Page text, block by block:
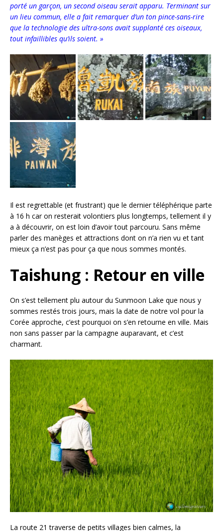
porté un garçon, un second oiseau serait apparu. Terminant sur
un lieu commun, elle a fait remarquer d’un ton pince-sans-rire
que la technologie des ultra-sons avait supplanté ces oiseaux,
tout infaillibles qu’ils soient. »
Il est regrettable (et frustrant) que le dernier téléphérique parte
à 16 h car on resterait volontiers plus longtemps, tellement il y
a à découvrir, on est loin d’avoir tout parcouru. Sans même
parler des manèges et attractions dont on n’a rien vu et tant
mieux ça n’est pas pour ça que nous sommes montés.
Taishung : Retour en ville
On s’est tellement plu autour du Sunmoon Lake que nous y
sommes restés trois jours, mais la date de notre vol pour la
Corée approche, c’est pourquoi on s’en retourne en ville. Mais
non sans passer par la campagne auparavant, et c’est
charmant.
La route 21 traverse de petits villages bien calmes, la